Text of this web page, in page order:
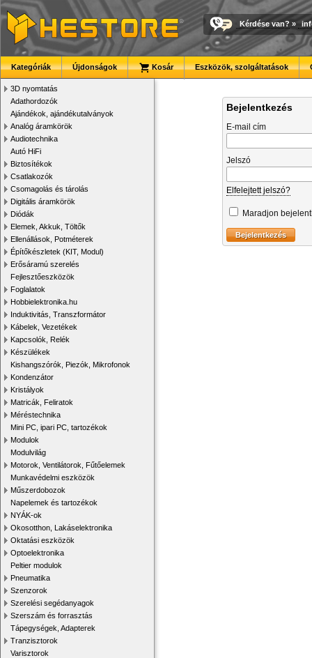
Kérdése van? »
Kategóriák Újdonságok Kosár Eszközök, szolgáltatások
3D nyomtatás
Adathordozók
Ajándékok, ajándékutalványok
Analóg áramkörök
Audiotechnika
Autó HiFi
Biztosítékok
Csatlakozók
Csomagolás és tárolás
Digitális áramkörök
Diódák
Elemek, Akkuk, Töltők
Ellenállások, Potméterek
Építőkészletek (KIT, Modul)
Erősáramú szerelés
Fejlesztőeszközök
Foglalatok
Hobbielektronika.hu
Induktivitás, Transzformátor
Kábelek, Vezetékek
Kapcsolók, Relék
Készülékek
Kishangszórók, Piezók, Mikrofonok
Kondenzátor
Kristályok
Matricák, Feliratok
Méréstechnika
Mini PC, ipari PC, tartozékok
Modulok
Modulvilág
Motorok, Ventilátorok, Fűtőelemek
Munkavédelmi eszközök
Műszerdobozok
Napelemek és tartozékok
NYÁK-ok
Okosotthon, Lakáselektronika
Oktatási eszközök
Optoelektronika
Peltier modulok
Pneumatika
Szenzorok
Szerelési segédanyagok
Szerszám és forrasztás
Tápegységek, Adapterek
Tranzisztorok
Varisztorok
Bejelentkezés
E-mail cím
Jelszó
Elfelejtett jelszó?
Maradjon